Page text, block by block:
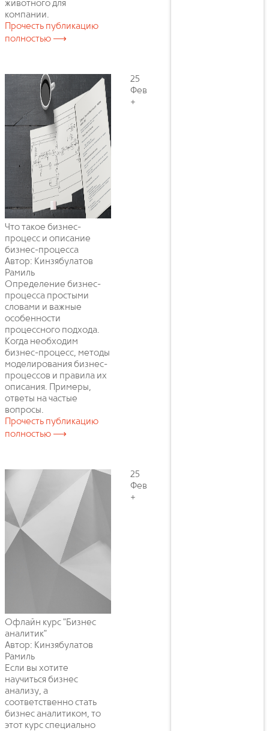
животного для
компании.
Прочесть публикацию
полностью ⟶
Что такое бизнес-
процесс и описание
бизнес-процесса
Автор: Кинзябулатов
Рамиль
Определение бизнес-
процесса простыми
словами и важные
особенности
процессного подхода.
Когда необходим
бизнес-процесс, методы
моделирования бизнес-
процессов и правила их
описания. Примеры,
ответы на частые
вопросы.
Прочесть публикацию
полностью ⟶
25
Фев
+
Офлайн курс "Бизнес
аналитик"
Автор: Кинзябулатов
Рамиль
Если вы хотите
научиться бизнес
анализу, а
соответственно стать
бизнес аналитиком, то
этот курс специально
25
Фев
+